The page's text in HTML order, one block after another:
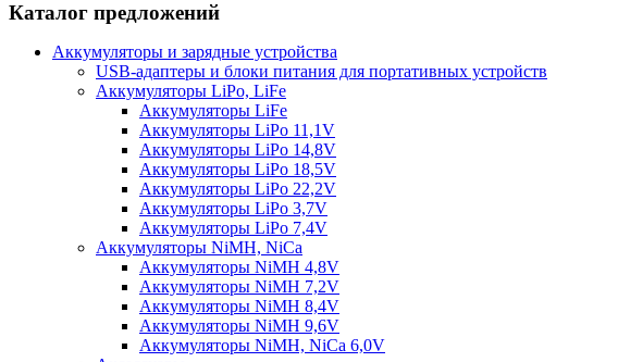
Каталог предложений
Аккумуляторы и зарядные устройства
USB-адаптеры и блоки питания для портативных устройств
Аккумуляторы LiPo, LiFe
Аккумуляторы LiFe
Аккумуляторы LiPo 11,1V
Аккумуляторы LiPo 14,8V
Аккумуляторы LiPo 18,5V
Аккумуляторы LiPo 22,2V
Аккумуляторы LiPo 3,7V
Аккумуляторы LiPo 7,4V
Аккумуляторы NiMH, NiCa
Аккумуляторы NiMH 4,8V
Аккумуляторы NiMH 7,2V
Аккумуляторы NiMH 8,4V
Аккумуляторы NiMH 9,6V
Аккумуляторы NiMH, NiCa 6,0V